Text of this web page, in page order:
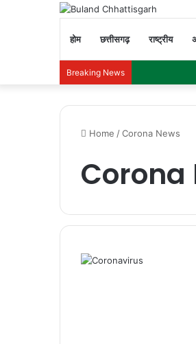
होम छत्तीसगढ़ राष्ट्रीय
Breaking News
Home /Corona News
Corona